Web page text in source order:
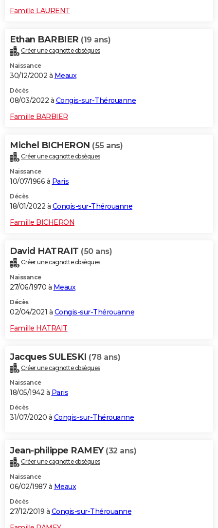
Famille LAURENT
Ethan BARBIER (19 ans)
Créer une cagnotte obsèques
Naissance
30/12/2002 à Meaux
Décès
08/03/2022 à Congis-sur-Thérouanne
Famille BARBIER
Michel BICHERON (55 ans)
Créer une cagnotte obsèques
Naissance
10/07/1966 à Paris
Décès
18/01/2022 à Congis-sur-Thérouanne
Famille BICHERON
David HATRAIT (50 ans)
Créer une cagnotte obsèques
Naissance
27/06/1970 à Meaux
Décès
02/04/2021 à Congis-sur-Thérouanne
Famille HATRAIT
Jacques SULESKI (78 ans)
Créer une cagnotte obsèques
Naissance
18/05/1942 à Paris
Décès
31/07/2020 à Congis-sur-Thérouanne
Jean-philippe RAMEY (32 ans)
Créer une cagnotte obsèques
Naissance
06/02/1987 à Meaux
Décès
27/12/2019 à Congis-sur-Thérouanne